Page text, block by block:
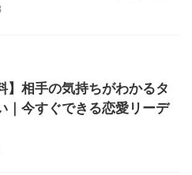
】相手の気持ちがわかるタ
｜今すぐできる恋愛リーデ